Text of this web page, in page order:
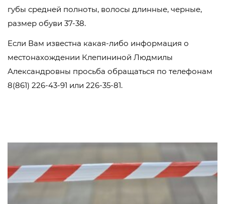
губы средней полноты, волосы длинные, черные,
размер обуви 37-38.
Если Вам известна какая-либо информация о
местонахождении Клепининой Людмилы
Александровны просьба обращаться по телефонам
8(861) 226-43-91 или 226-35-81.